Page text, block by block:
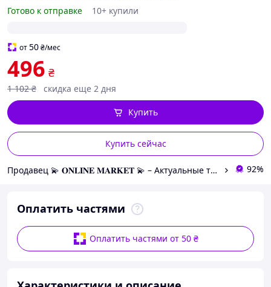
Готово к отправке
10+ купили
от50₴/мес
496 ₴
1 102 ₴ скидка еще 2 дня
Купить сейчас
Купить
Продавец 💫 𝐎𝐍𝐋𝐈𝐍𝐄 𝐌𝐀𝐑𝐊𝐄𝐓 💫 – Актуальные товары по самым выгодным ценам! 92%
Оплатить частями
Оплатить частями от 50 ₴